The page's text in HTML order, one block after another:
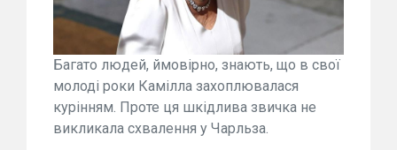
Багато людей, ймовірно, знають, що в свої
молоді роки Камілла захоплювалася
курінням. Проте ця шкідлива звичка не
викликала схвалення у Чарльза.